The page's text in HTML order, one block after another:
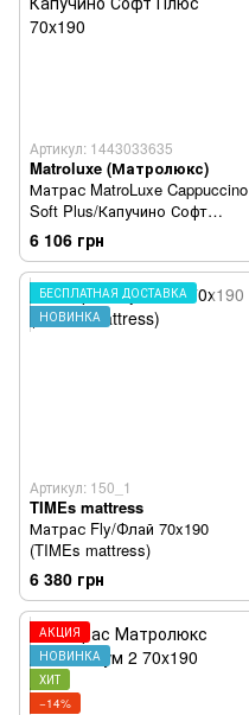
Артикул: 1443033635
Matroluxe (Матролюкс)
Матрас MatroLuxe Cappuccino
Soft Plus/Капучино Софт
Плюс 70x190
6 106 грн
БЕСПЛАТНАЯ ДОСТАВКА
НОВИНКА
Артикул: 150_1
TIMEs mattress
Матрас Fly/Флай 70x190
(TIMEs mattress)
6 380 грн
АКЦИЯ
НОВИНКА
ХИТ
−14%